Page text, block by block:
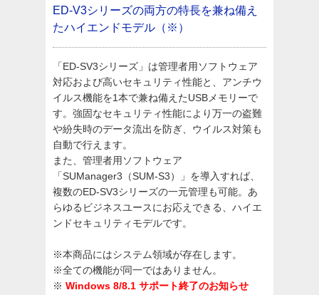
ED-V3シリーズの両方の特長を兼ね備え
たハイエンドモデル（※）
「ED-SV3シリーズ」は管理者用ソフトウェア
対応および高いセキュリティ性能と、アンチウ
イルス機能を1本で兼ね備えたUSBメモリーで
す。強固なセキュリティ性能により万一の盗難
や紛失時のデータ流出を防ぎ、ウイルス対策も
自動で行えます。
また、管理者用ソフトウェア
「SUManager3（SUM-S3）」を導入すれば、
複数のED-SV3シリーズの一元管理も可能。あ
らゆるビジネスユースにお応えできる、ハイエ
ンドセキュリティモデルです。
※本商品にはシステム領域が存在します。
※全ての機能が同一ではありません。
※ Windows 8/8.1 サポート終了のお知らせ